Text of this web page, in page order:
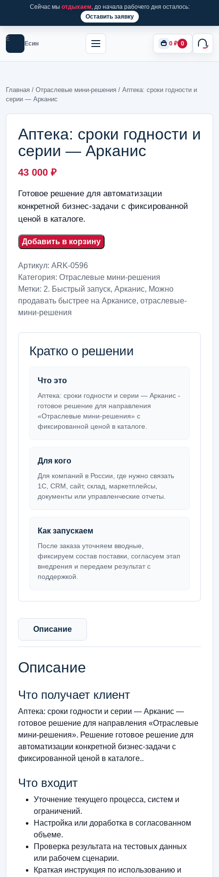
Сейчас мы отдыхаем, до начала рабочего дня осталось:
Оставить заявку
Е
Есин 0 ₽ 0
Главная / Отраслевые мини-решения / Аптека: сроки годности и
серии — Арканис
Аптека: сроки годности и
серии — Арканис
43 000 ₽
Готовое решение для автоматизации
конкретной бизнес-задачи с фиксированной
ценой в каталоге.
Добавить в корзину
Артикул: ARK-0596
Категория: Отраслевые мини-решения
Метки: 2. Быстрый запуск, Арканис, Можно
продавать быстрее на Арканисе, отраслевые-
мини-решения
Кратко о решении
Что это
Аптека: сроки годности и серии — Арканис -
готовое решение для направления
«Отраслевые мини-решения» с
фиксированной ценой в каталоге.
Для кого
Для компаний в России, где нужно связать
1С, CRM, сайт, склад, маркетплейсы,
документы или управленческие отчеты.
Как запускаем
После заказа уточняем вводные,
фиксируем состав поставки, согласуем этап
внедрения и передаем результат с
поддержкой.
Описание
Описание
Что получает клиент
Аптека: сроки годности и серии — Арканис —
готовое решение для направления «Отраслевые
мини-решения». Решение готовое решение для
автоматизации конкретной бизнес-задачи с
фиксированной ценой в каталоге..
Что входит
Уточнение текущего процесса, систем и
ограничений.
Настройка или доработка в согласованном
объеме.
Проверка результата на тестовых данных
или рабочем сценарии.
Краткая инструкция по использованию и